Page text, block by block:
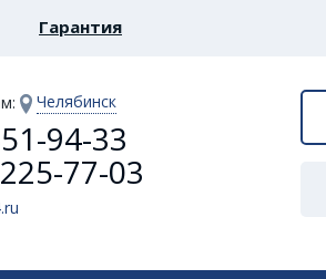
Гарантия
: Челябинск
94-33
77-03